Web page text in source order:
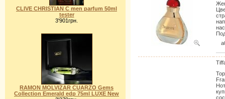
CLIVE CHRISTIAN C men parfum 50ml
tester
3'901грн.
RAMON MOLVIZAR CUARZO Gems
Collection Emerald edp 75ml LUXE New